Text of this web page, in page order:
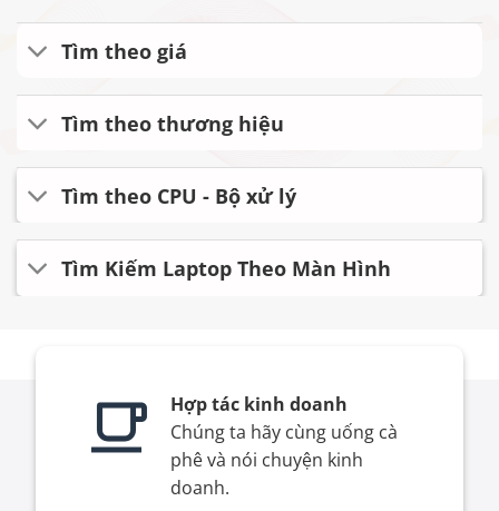
Tìm theo giá
Tìm theo thương hiệu
Tìm theo CPU - Bộ xử lý
Tìm Kiếm Laptop Theo Màn Hình
Hợp tác kinh doanh
Chúng ta hãy cùng uống cà
phê và nói chuyện kinh
doanh.